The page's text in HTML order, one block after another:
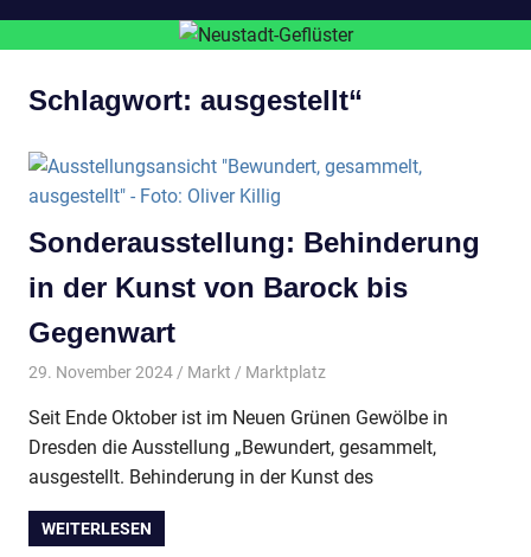
Schlagwort: ausgestellt“
Sonderausstellung: Behinderung
in der Kunst von Barock bis
Gegenwart
29. November 2024 Markt Marktplatz
Seit Ende Oktober ist im Neuen Grünen Gewölbe in
Dresden die Ausstellung „Bewundert, gesammelt,
ausgestellt. Behinderung in der Kunst des
WEITERLESEN